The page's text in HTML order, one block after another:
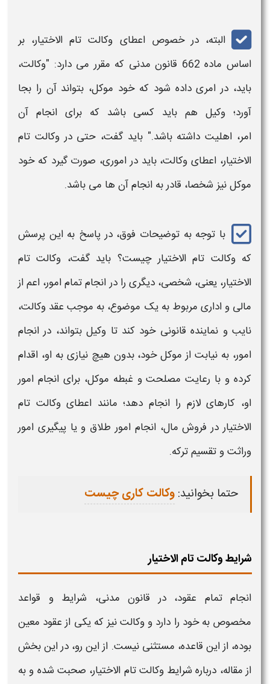
البته، در خصوص اعطای وکالت تام الاختیار، بر
اساس ماده 662 قانون مدنی که مقرر می دارد: "
وکالت،
باید، در امری داده شود که خود موکل، بتواند آن را بجا
آورد؛ وکیل هم باید کسی باشد که برای انجام آن
امر، اهلیت داشته باشد." باید گفت، حتی دروکالت تام
الاختیار، اعطای وکالت، باید در اموری، صورت گیرد که خود
موکل نیز شخصا، قادر به انجام آن ها می باشد.
با توجه به توضیحات فوق، در پاسخ به این پرسش
که وکالت تام الاختیار چیست؟ باید گفت، وکالت تام
الاختیار، یعنی، شخصی، دیگری را در انجام تمام امور، اعم از
مالی و اداری مربوط به یک موضوع، به موجب عقد وکالت،
نایب و نماینده قانونی خود کند تا وکیل بتواند، در انجام
امور، به نیابت از موکل خود، بدون هیچ نیازی به او، اقدام
کرده و با رعایت مصلحت و غبطه موکل، برای انجام امور
او، کارهای لازم را انجام دهد؛ مانند اعطایوکالت تام
الاختیار در فروش مال، انجام امور طلاق و یا پیگیری امور
وراثت و تقسیم ترکه.
حتما بخوانید:وکالت کاری چیست
شرایط وکالت تام الاختیار
انجام تمام عقود، در قانون مدنی، شرایط و قواعد
مخصوص به خود را دارد ووکالتنیز که یکی از عقود معین
بوده، از این قاعده، مستثنی نیست. از این رو، در این بخش
از مقاله، درباره شرایط وکالت تام الاختیار، صحبت شده و به